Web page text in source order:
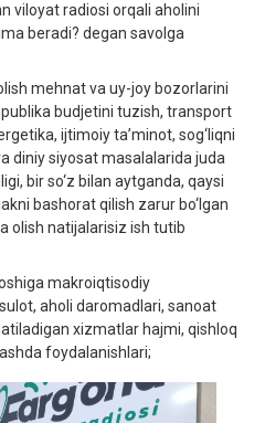
viloyat radiosi orqali aholini
beradi? degan savolga
mehnat va uy-joy bozorlarini
budjetini tuzish, transport
ijtimoiy ta’minot, sog‘liqni
diniy siyosat masalalarida juda
bir so‘z bilan aytganda, qaysi
bashorat qilish zarur bo‘lgan
olish natijalarisiz ish tutib
makroiqtisodiy
aholi daromadlari, sanoat
xizmatlar hajmi, qishloq
foydalanishlari;